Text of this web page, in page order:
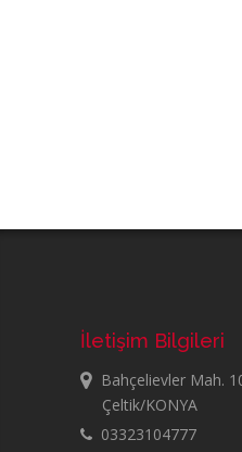
İletişim Bilgileri
Bahçelievler Mah.
Çeltik/KONYA
03323104777